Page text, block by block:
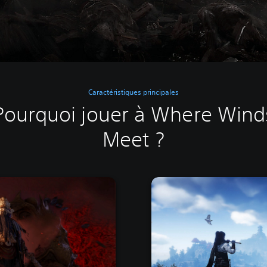
Caractéristiques principales
jouer à Where
Meet ?